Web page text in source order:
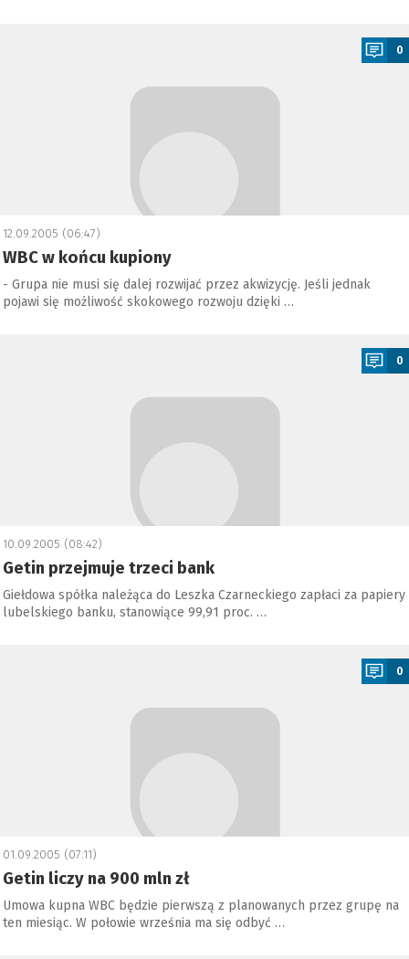
0
12.09.2005 (06:47)
WBC w końcu kupiony
- Grupa nie musi się dalej rozwijać przez akwizycję. Jeśli jednak
pojawi się możliwość skokowego rozwoju dzięki …
0
10.09.2005 (08:42)
Getin przejmuje trzeci bank
Giełdowa spółka należąca do Leszka Czarneckiego zapłaci za papiery
lubelskiego banku, stanowiące 99,91 proc. …
0
01.09.2005 (07:11)
Getin liczy na 900 mln zł
Umowa kupna WBC będzie pierwszą z planowanych przez grupę na
ten miesiąc. W połowie września ma się odbyć …